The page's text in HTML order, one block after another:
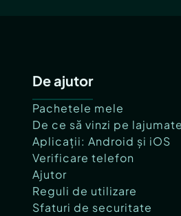
De ajutor
Pachetele mele
De ce să vinzi pe
Aplicații: Android și iOS
Verificare telefon
Ajutor
Reguli de utilizare
Sfaturi de securitate